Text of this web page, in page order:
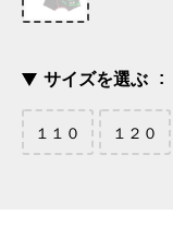
サイズを選ぶ
１１０ １２０